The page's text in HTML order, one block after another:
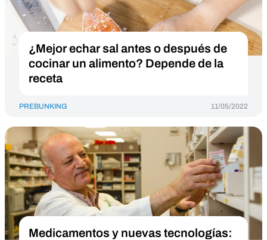
¿Mejor echar sal antes o después de
cocinar un alimento? Depende de la
receta
PREBUNKING 11/05/2022
Medicamentos y nuevas tecnologías: